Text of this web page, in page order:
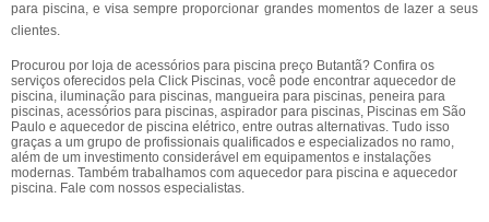
para piscina, e visa sempre proporcionar grandes momentos de lazer a seus
clientes.
Procurou por loja de acessórios para piscina preço Butantã? Confira os
serviços oferecidos pela Click Piscinas, você pode encontrar aquecedor de
piscina, iluminação para piscinas, mangueira para piscinas, peneira para
piscinas, acessórios para piscinas, aspirador para piscinas, Piscinas em São
Paulo e aquecedor de piscina elétrico, entre outras alternativas. Tudo isso
graças a um grupo de profissionais qualificados e especializados no ramo,
além de um investimento considerável em equipamentos e instalações
modernas. Também trabalhamos com aquecedor para piscina e aquecedor
piscina. Fale com nossos especialistas.